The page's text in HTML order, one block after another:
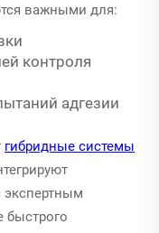
важными для:
контроля
адгезии
гибридные системы
экспертным
быстрого